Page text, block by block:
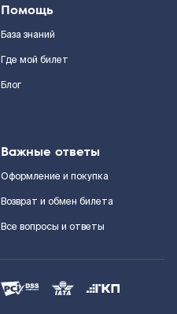
Помощь
База знаний
Где мой билет
Блог
Важные ответы
Оформление и покупка
Возврат и обмен билета
Все вопросы и ответы